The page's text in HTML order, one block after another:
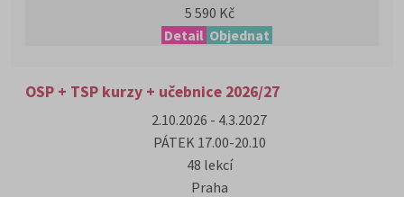
5 590 Kč
Detail Objednat
OSP + TSP kurzy + učebnice 2026/27
2.10.2026 - 4.3.2027
PÁTEK 17.00-20.10
48 lekcí
Praha